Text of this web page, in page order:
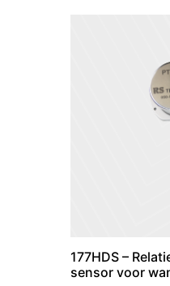
177HDS –
sensor voor